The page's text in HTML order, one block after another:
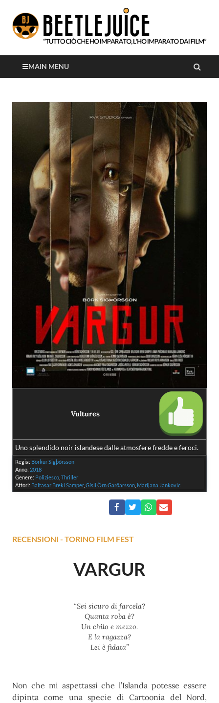
Beetlejuice
MAIN MENU
RECENSIONI - TORINO FILM FEST
VARGUR
“Sei sicuro di farcela?
Quanta roba è?
Un chilo e mezzo.
E la ragazza?
Lei è fidata”
Non che mi aspettassi che l’Islanda potesse essere
dipinta come una specie di Cartoonia del Nord,
Vultures
Uno splendido noir islandese dalle atmosfere fredde e feroci.
Regia: Börkur Sigþórsson
Anno: 2018
Genere: Poliziesco Thriller
Attori: Baltasar Breki Samper, Gísli Örn Garðarsson Marijana Jankovic